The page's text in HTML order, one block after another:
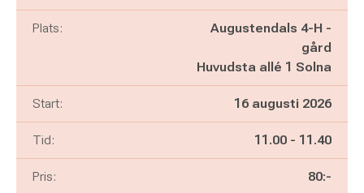
Plats:
Augustendals 4-H -
gård
Huvudsta allé 1 Solna
Start: 16 augusti 2026
Tid: Pågår mellan
11.00 - och
11.40
Pris: 80:-